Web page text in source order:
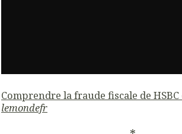
Comprendre la fraude fiscale de
lemondefr